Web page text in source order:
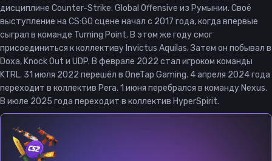
дисциплине Counter-Strike: Global Offensive из Румынии. Своё
выступление на CS:GO сцене начал с 2017 года, когда впервые
сыграл в команде Turning Point. В этом же году смог
присоединиться к коллективу Invictus Aquilas. Затем он побывал в
Doxa, Knock Out и UDP. В феврале 2022 стал игроком команды
KTRL. 31 июля 2022 перешёл в OneTap Gaming. 4 апреля 2024 года
переходит в коллектив Pera. 1 июня перебрался в команду Nexus.
В июле 2025 года переходит в коллектив HyperSpirit.